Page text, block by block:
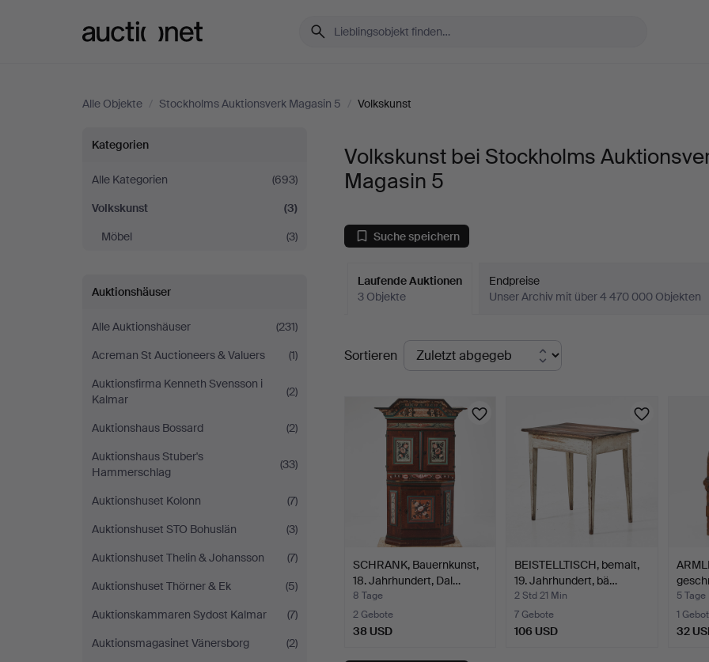
Alle Objekte / Stockholms Auktionsverk Magasin 5 / Volkskunst
Volkskunst
bei
Stockholms
Magasin
5
Kategorien
Alle Kategorien
(693)
Volkskunst
(3)
Möbel
(3)
Auktionshäuser
Alle Auktionshäuser
(231)
Acreman St Auctioneers & Valuers
(1)
Auktionsfirma Kenneth Svensson i
Kalmar
(2)
Auktionshaus Bossard
(2)
Auktionshaus Stuber's
Hammerschlag
(33)
Auktionshuset Kolonn
(7)
Auktionshuset STO Bohuslän
(3)
Auktionshuset Thelin & Johansson
(7)
Auktionshuset Thörner & Ek
(5)
Auktionskammaren Sydost Kalmar
(7)
Auktionsmagasinet Vänersborg
(2)
Volkskunst bei Stockholms
Magasin 5
Suche speichern
Laufende Auktionen
3 Objekte
Endpreise
Unser Archiv mit über 4 470 000 Objekten
Laufende
Auktionen
Sortieren
SCHRANK, Bauernkunst,
18. Jahrhundert, Dal…
8 Tage
2 Gebote
38 USD
BEISTELLTISCH, bemalt,
19. Jahrhundert, bä…
2 Std 21 Min
7 Gebote
106 USD
5 Tage
1 Gebot
32